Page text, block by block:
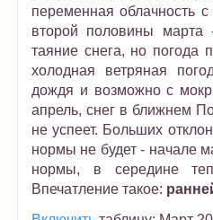
переменная облачность
второй половины марта
таяние снега, но погода
холодная ветряная
дождя и возможно с
апрель, снег в ближнем
не успеет. Больших
нормы не будет - начале
нормы, в середине
Впечатление такое: